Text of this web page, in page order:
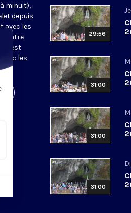
minuit),
depuis
avec les
quatre
est
les
29:56
31:00
31:00
31:00